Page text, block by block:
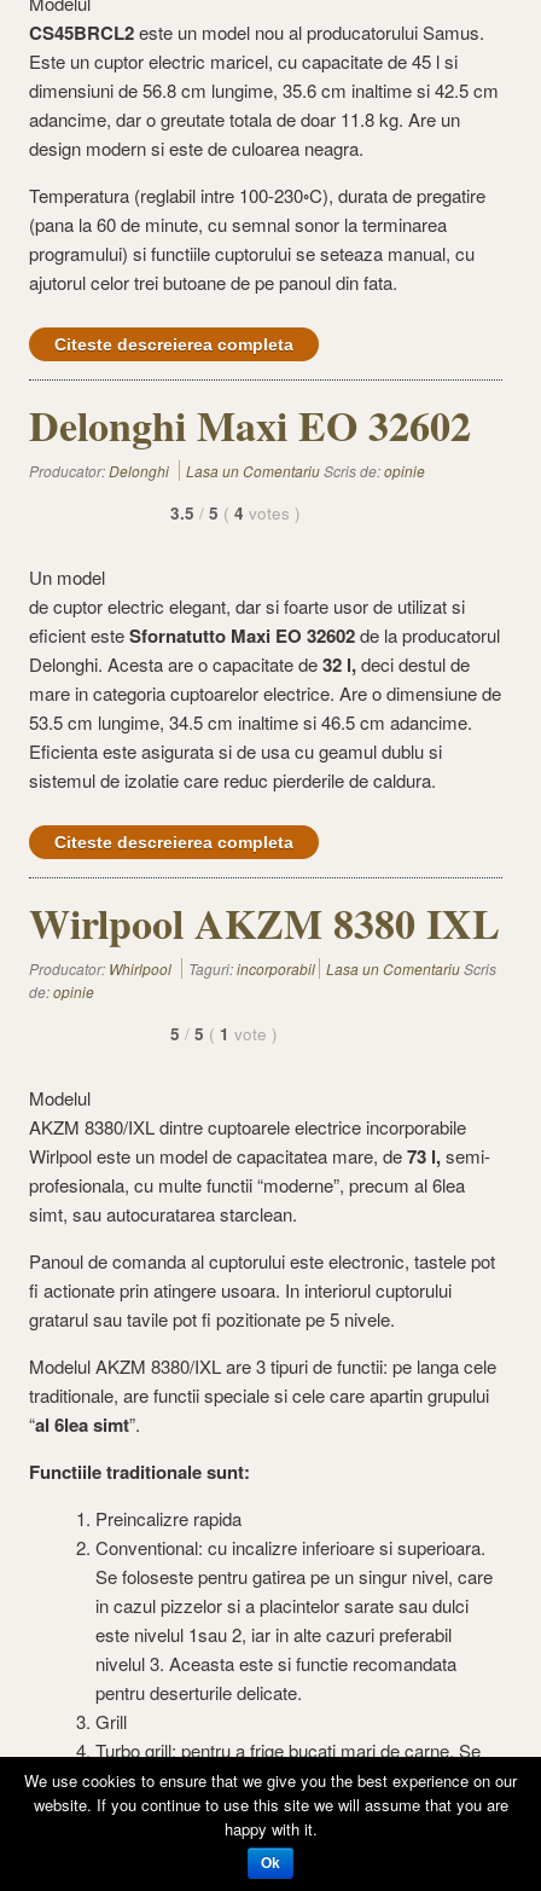
CS45BRCL2este un model nou al producatorului Samus.
Este un cuptor electric maricel, cu capacitate de 45 l si
dimensiuni de 56.8 cm lungime, 35.6 cm inaltime si 42.5 cm
adancime, dar o greutate totala de doar 11.8 kg. Are un
design modern si este de culoarea neagra.
Temperatura (reglabil intre 100-230◦C), durata de pregatire
(pana la 60 de minute, cu semnal sonor la terminarea
programului) si functiile cuptorului se seteaza manual, cu
ajutorul celor trei butoane de pe panoul din fata.
Citeste descreierea completa
Delonghi Maxi EO 32602
Producator:Delonghi Lasa un ComentariuScris de:opinie
3.5 / 5 ( 4 votes )
Un model
de cuptor electric elegant, dar si foarte usor de utilizat si
eficient esteSfornatutto Maxi EO 32602de la producatorul
Delonghi. Acesta are o capacitate de32 l,deci destul de
mare in categoria cuptoarelor electrice. Are o dimensiune de
53.5 cm lungime, 34.5 cm inaltime si 46.5 cm adancime.
Eficienta este asigurata si de usa cu geamul dublu si
sistemul de izolatie care reduc pierderile de caldura.
Citeste descreierea completa
Wirlpool AKZM 8380 IXL
Producator: Whirlpool Taguri:incorporabil Lasa un ComentariuScris
de:opinie
5 / 5 ( 1 vote )
Modelul
AKZM 8380/IXL dintre cuptoarele electrice incorporabile
Wirlpool este un model de capacitatea mare, de73 l,semi-
profesionala, cu multe functii “moderne”, precum al 6lea
simt, sau autocuratarea starclean.
Panoul de comanda al cuptorului este electronic, tastele pot
fi actionate prin atingere usoara. In interiorul cuptorului
gratarul sau tavile pot fi pozitionate pe 5 nivele.
Modelul AKZM 8380/IXL are 3 tipuri de functii: pe langa cele
traditionale, are functii speciale si cele care apartin grupului
“al 6lea simt”.
Functiile traditionale sunt:
Preincalizre rapida
Conventional: cu incalizre inferioare si superioara.
Se foloseste pentru gatirea pe un singur nivel, care
in cazul pizzelor si a placintelor sarate sau dulci
este nivelul 1sau 2, iar in alte cazuri preferabil
nivelul 3. Aceasta este si functie recomandata
pentru deserturile delicate.
Grill
Turbo grill: pentru a frige bucati mari de carne. Se
recomanda pozitionarea alimentelor pe nivelurile
centrale.
Convectie: Pentru a gati simultan, pe mai multe
niveluri (maximum trei), diferite tipuri de alimente
We use cookies to ensure that we give you the best experience on our
website. If you continue to use this site we will assume that you are
happy with it.
Ok